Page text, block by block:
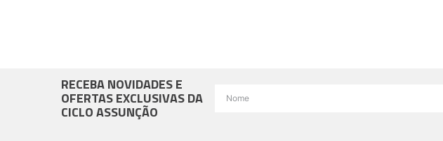
RECEBA NOVIDADES E
OFERTAS EXCLUSIVAS DA
CICLO ASSUNÇÃO